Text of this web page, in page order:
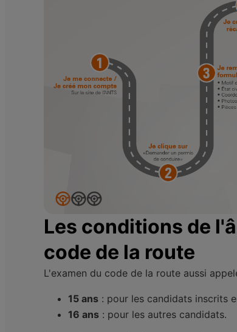
Les conditions de
code de la route
L'examen du code de la route aussi
15 ans : pour les candidats inscrits
16 ans : pour les autres candidats.